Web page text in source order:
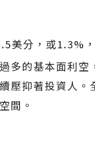
美分，或1.3%
多的基本面利
壓抑著投資人。
間。